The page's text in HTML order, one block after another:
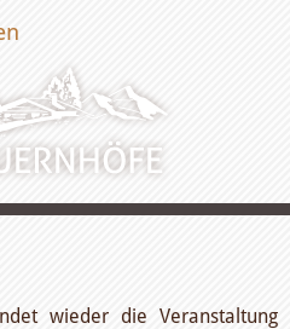
wieder die Veranstaltung